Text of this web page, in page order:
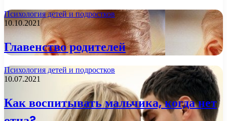
Психология детей и подростков
10.10.2021
Главенство родителей
Психология детей и подростков
10.07.2021
Как воспитывать мальчика, когда нет